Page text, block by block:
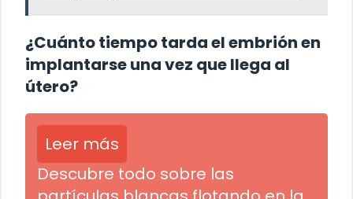
¿Cuánto tiempo tarda el embrión en
implantarse una vez que llega al
útero?
Leer más
Descubre todo sobre las